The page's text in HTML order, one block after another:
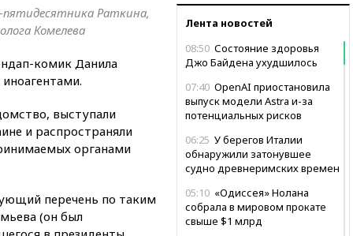
Лента новостей
08:50 Состояние здоровья
Джо Байдена ухудшилось
07:40 OpenAI приостановила
выпуск модели Astra и-за
потенциальных рисков
06:25 У берегов Италии
обнаружили затонувшее
судно древнеримских времен
05:10 «Одиссея» Нолана
собрала в мировом прокате
свыше $1 млрд
пятидесятника Раткина,
Комелева
комик Данила
выступали
и распространяли
органами
перечень по таким
(он был